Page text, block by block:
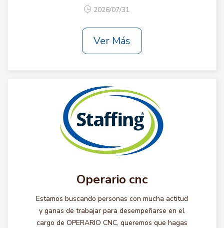
2026/07/31
Ver Más
Operario cnc
Estamos buscando personas con mucha actitud
y ganas de trabajar para desempeñarse en el
cargo de OPERARIO CNC, queremos que hagas